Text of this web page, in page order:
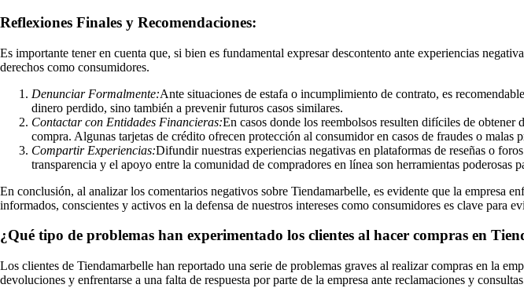
Reflexiones Finales y Recomendaciones:
Es importante tener en cuenta que, si bien es fundamental expresar descontento ante experiencias
derechos como consumidores.
Denunciar Formalmente:Ante situaciones de estafa o incumplimiento de contrato, es
dinero perdido, sino también a prevenir futuros casos similares.
Contactar con Entidades Financieras:En casos donde los reembolsos resulten difíciles de
compra. Algunas tarjetas de crédito ofrecen protección al consumidor en casos de fraudes o malas
Compartir Experiencias:Difundir nuestras experiencias negativas en plataformas de reseñas o
transparencia y el apoyo entre la comunidad de compradores en línea son herramientas poderosas
En conclusión, al analizar los comentarios negativos sobre Tiendamarbelle, es evidente que la empresa
informados, conscientes y activos en la defensa de nuestros intereses como consumidores es clave para
¿Qué tipo de problemas han experimentado los clientes al hacer compras en
Los clientes de Tiendamarbelle han reportado una serie de problemas graves al realizar compras en la
devoluciones y enfrentarse a una falta de respuesta por parte de la empresa ante reclamaciones y